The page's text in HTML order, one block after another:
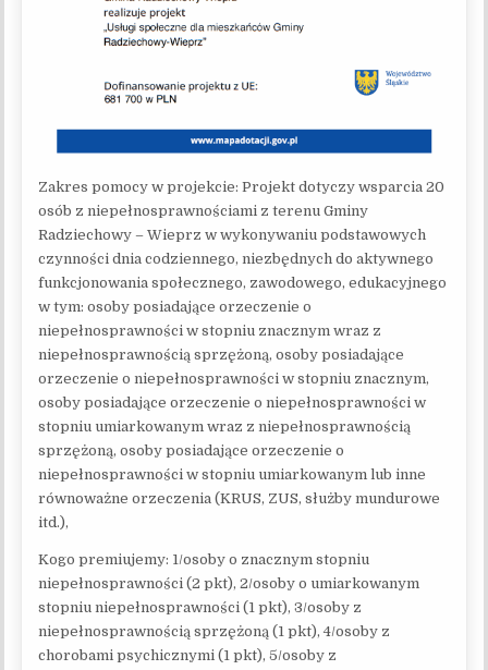
Zakres pomocy w projekcie: Projekt dotyczy wsparcia 20
osób z niepełnosprawnościami z terenu Gminy
Radziechowy – Wieprz w wykonywaniu podstawowych
czynności dnia codziennego, niezbędnych do aktywnego
funkcjonowania społecznego, zawodowego, edukacyjnego
w tym: osoby posiadające orzeczenie o
niepełnosprawności w stopniu znacznym wraz z
niepełnosprawnością sprzężoną, osoby posiadające
orzeczenie o niepełnosprawności w stopniu znacznym,
osoby posiadające orzeczenie o niepełnosprawności w
stopniu umiarkowanym wraz z niepełnosprawnością
sprzężoną, osoby posiadające orzeczenie o
niepełnosprawności w stopniu umiarkowanym lub inne
równoważne orzeczenia (KRUS, ZUS, służby mundurowe
itd.),
Kogo premiujemy: 1/osoby o znacznym stopniu
niepełnosprawności (2 pkt), 2/osoby o umiarkowanym
stopniu niepełnosprawności (1 pkt), 3/osoby z
niepełnosprawnością sprzężoną (1 pkt), 4/osoby z
chorobami psychicznymi (1 pkt), 5/osoby z